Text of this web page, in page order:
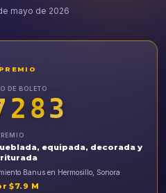
mayo de 2026
DE BOLETO
equipada, decorada y
Banus en Hermosillo, Sonora
$7.9 M